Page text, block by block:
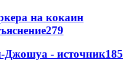
на кокаин
279
Джошуа - источник185